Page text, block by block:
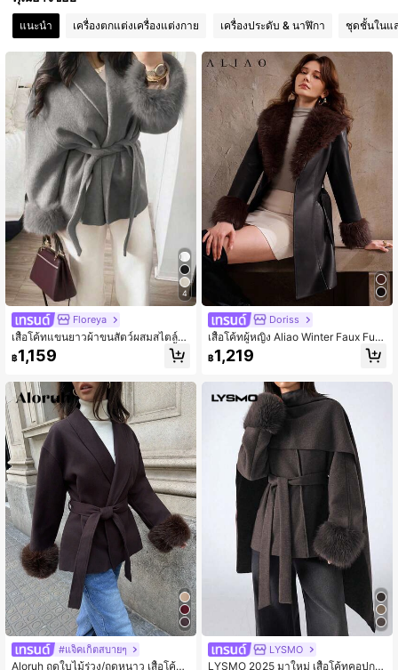
แนะนำ เครื่องตกแต่งเครื่องแต่งกาย เครื่องประดับ & นาฬิกา ชุดชั้นในแ
4
Floreya
เสื้อโค้ทแขนยาวผ้าขนสัตว์ผสมสไตล์มิ
นิมอลแคชชวลชิคสำหรับเดินทาง สีพื้น
แต่งแพตช์เวิร์กขนแกะเทียม แจ็กเก็ตผู้
฿1,159
#แจ็คเก็ตสบายๆ
Aloruh ฤดูใบไม้ร่วง/ฤดูหนาว เสื้อโค้ทสี
Doriss
เสื้อโค้ทผู้หญิง Aliao Winter Faux Fur
Collar Patchwork Fur Warm Jacket,
Waist Tie Retro Palace Style Elegan
า, งานแต่งงาน, ฤดูหนาว, ชุดลำลอง สี
ดำ
฿1,219
LYSMO
LYSMO 2025 มาใหม่ เสื้อโค้ทคอปกค